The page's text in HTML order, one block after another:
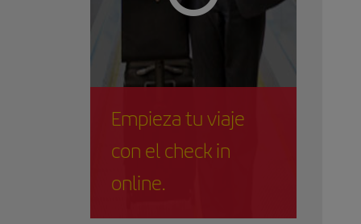
Empieza tu viaje
con el check in
online.